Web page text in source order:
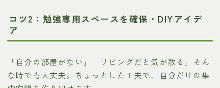
コツ2：勉強専用スペースを確保・DIYアイデ
ア
「自分の部屋がない」「リビングだと気が散る」そん
な時でも大丈夫。ちょっとした工夫で、自分だけの集